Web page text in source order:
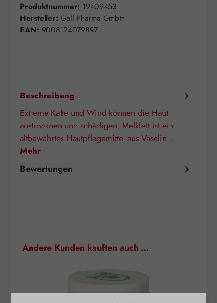
Produktnummer: 19409453
Hersteller: Gall Pharma GmbH
EAN: 9008124079897
Beschreibung
Extreme Kälte und Wind können die Haut
austrocknen und schädigen. Melkfett ist ein
altbewährtes Hautpflegemittel aus Vaselin…
Mehr
Bewertungen
Produktgalerie überspringen
Andere Kunden kauften auch …